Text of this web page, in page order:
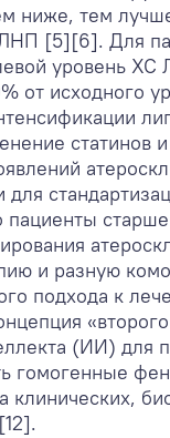
ниже, тем
[5][6]. Для
уровень ХС
от исходного
статинов
пациенты
и разную
подхода к
(ИИ) для
гомогенные
клинических,